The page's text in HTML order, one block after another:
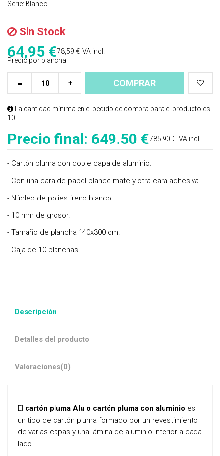
Serie: Blanco
Sin Stock
64,95 €78,59 € IVA incl.
Precio por plancha
+
- COMPRAR
La cantidad mínima en el pedido de compra para el producto es
10.
Precio final: 649.50 €785.90 € IVA incl.
- Cartón pluma con doble capa de aluminio.
- Con una cara de papel blanco mate y otra cara adhesiva.
- Núcleo de poliestireno blanco.
- 10 mm de grosor.
- Tamaño de plancha 140x300 cm.
- Caja de 10 planchas.
Descripción
Detalles del producto
Valoraciones(0)
El cartón pluma Alu o cartón pluma con aluminio es
un tipo de cartón pluma formado por un revestimiento
de varias capas y una lámina de aluminio interior a cada
lado.